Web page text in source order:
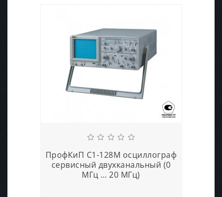
ПрофКиП С1-128М осциллограф
сервисный двухканальный (0
МГц … 20 МГц)